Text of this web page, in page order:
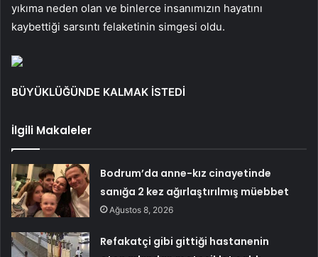
yıkıma neden olan ve binlerce insanımızın hayatını
kaybettiği sarsıntı felaketinin simgesi oldu.
BÜYÜKLÜĞÜNDE KALMAK İSTEDİ
İlgili Makaleler
Bodrum’da anne-kız cinayetinde
sanığa 2 kez ağırlaştırılmış müebbet
Ağustos 8, 2026
Refakatçi gibi gittiği hastanenin